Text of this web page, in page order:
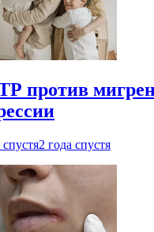
против
спустя2 года спустя